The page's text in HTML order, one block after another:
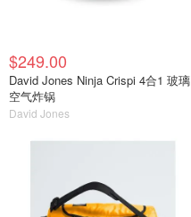
$249.00
David Jones Ninja Crispi 4合1 玻璃
空气炸锅
David Jones